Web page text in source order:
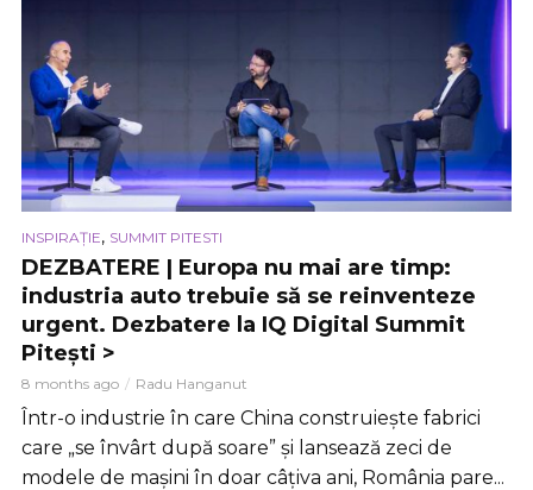
INSPIRAȚIE, SUMMIT PITESTI
DEZBATERE | Europa nu mai are timp:
industria auto trebuie să se reinventeze
urgent. Dezbatere la IQ Digital Summit
Pitești >
8 months ago Radu Hanganut
Într-o industrie în care China construiește fabrici
care „se învârt după soare” și lansează zeci de
modele de mașini în doar câțiva ani, România pare...